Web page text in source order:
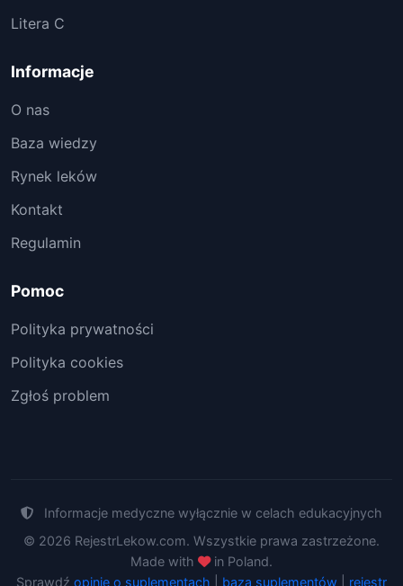
Litera C
Informacje
O nas
Baza wiedzy
Rynek leków
Kontakt
Regulamin
Pomoc
Polityka prywatności
Polityka cookies
Zgłoś problem
Informacje medyczne wyłącznie w celach edukacyjnych
© 2026 RejestrLekow.com. Wszystkie prawa zastrzeżone.
Made with
in Poland.
Sprawdź opinie o suplementach baza suplementów rejestr